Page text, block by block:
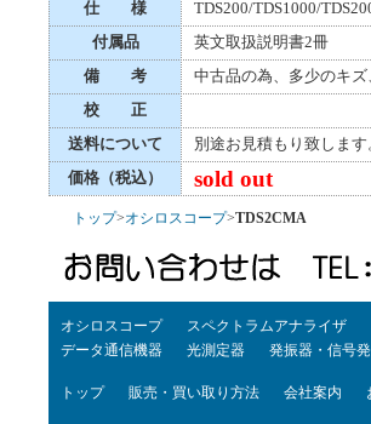
仕 様
TDS200/TDS1000/
付属品
英文取扱説明書2冊
備 考
中古品の為、多少のキ
校 正
送料について
別途お見積もり致します
価格（税込）
sold out
トップ>オシロスコープ>TDS2CMA
オシロスコープ スペクトラムアナライザ
データ通信機器
光測定器 発振器・信号
トップ 販売・買い取り方法 会社案内